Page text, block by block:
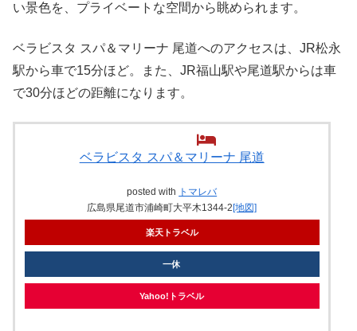
い景色を、プライベートな空間から眺められます。
ベラビスタ スパ＆マリーナ 尾道へのアクセスは、JR松永
駅から車で15分ほど。また、JR福山駅や尾道駅からは車
で30分ほどの距離になります。
ベラビスタ スパ＆マリーナ 尾道
posted with トマレバ
広島県尾道市浦崎町大平木1344-2[地図]
楽天トラベル
一休
Yahoo!トラベル